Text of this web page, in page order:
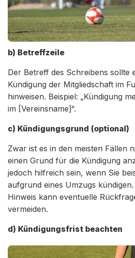
b) Betreffzeile
Der Betreff des Schreibens sollte
Kündigung der Mitgliedschaft im
hinweisen. Beispiel: „Kündigung
im [Vereinsname]“.
c) Kündigungsgrund (optional)
Zwar ist es in den meisten Fällen
einen Grund für die Kündigung
jedoch hilfreich sein, wenn Sie
aufgrund eines Umzugs
Hinweis kann eventuelle
vermeiden.
d) Kündigungsfrist beachten